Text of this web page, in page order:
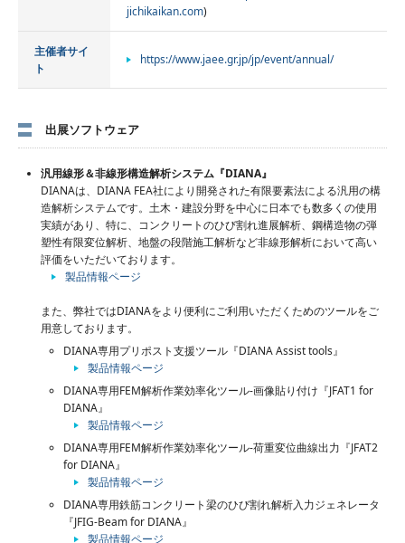
jichikaikan.com)
主催者サイ
ト
https://www.jaee.gr.jp/jp/event/annual/
出展ソフトウェア
汎用線形＆非線形構造解析システム『DIANA』
DIANAは、DIANA FEA社により開発された有限要素法による汎用の構
造解析システムです。土木・建設分野を中心に日本でも数多くの使用
実績があり、特に、コンクリートのひび割れ進展解析、鋼構造物の弾
塑性有限変位解析、地盤の段階施工解析など非線形解析において高い
評価をいただいております。
製品情報ページ
また、弊社ではDIANAをより便利にご利用いただくためのツールをご
用意しております。
DIANA専用プリポスト支援ツール『DIANA Assist tools』
製品情報ページ
DIANA専用FEM解析作業効率化ツール-画像貼り付け『JFAT1 for
DIANA』
製品情報ページ
DIANA専用FEM解析作業効率化ツール-荷重変位曲線出力『JFAT2
for DIANA』
製品情報ページ
DIANA専用鉄筋コンクリート梁のひび割れ解析入力ジェネレータ
『JFIG-Beam for DIANA』
製品情報ページ